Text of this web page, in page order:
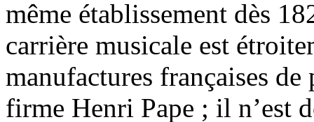
même établissement dès
carrière musicale est
manufactures françaises
firme Henri Pape ; il n’est